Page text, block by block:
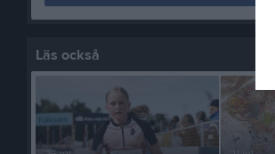
Läs också